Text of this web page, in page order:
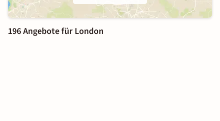
196 Angebote für London